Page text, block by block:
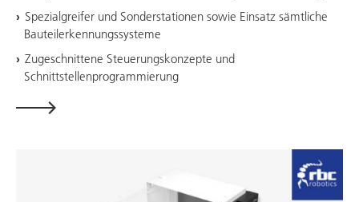
Spezialgreifer und Sonderstationen sowie Einsatz sämtliche
Bauteilerkennungssysteme
Zugeschnittene Steuerungskonzepte und
Schnittstellenprogrammierung